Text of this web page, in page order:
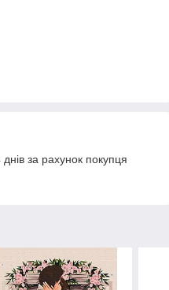
за рахунок покупця